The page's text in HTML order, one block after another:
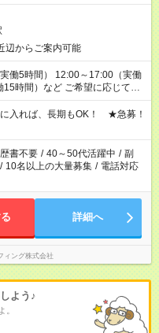
からご案内可能
働5時間） 12:00～17:00（実働
ご希望に応じて、
軽に担当へ相談ください！
入れば、長期もOK！ ★急募！
書不要 / 40～50代活躍中 / 副
/ 10名以上の大量募集 / 電話対応
詳細へ
ィング株式会社
よう♪
。